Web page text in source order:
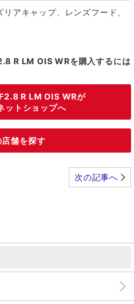
アキャップ、レンズフード、
R LM OIS WRを購入するには
R LM OIS WRが
ットショップへ
舗を探す
次の記事へ